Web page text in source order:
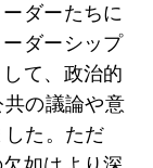
ダーたちに
ダーシップ
て、政治的
の議論や意
た。ただ